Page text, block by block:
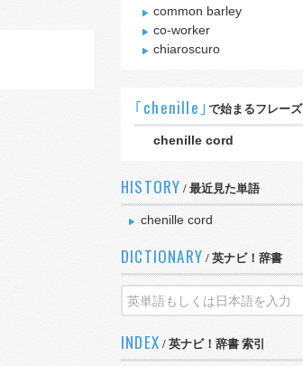
common barley
co-worker
chiaroscuro
｢chenille｣ で始まるフレーズ
chenille cord
HISTORY / 最近見た単語
chenille cord
DICTIONARY / 英ナビ！辞書
INDEX / 英ナビ！辞書 索引